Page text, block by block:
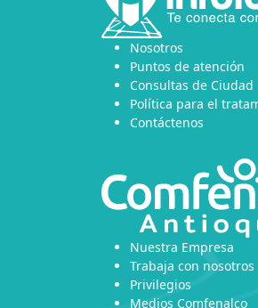
Nosotros
Puntos de atención
Consultas de Ciudad
Política para el
Contáctenos
Nuestra Empresa
Trabaja con nosotros
Privilegios
Medios Comfenalco